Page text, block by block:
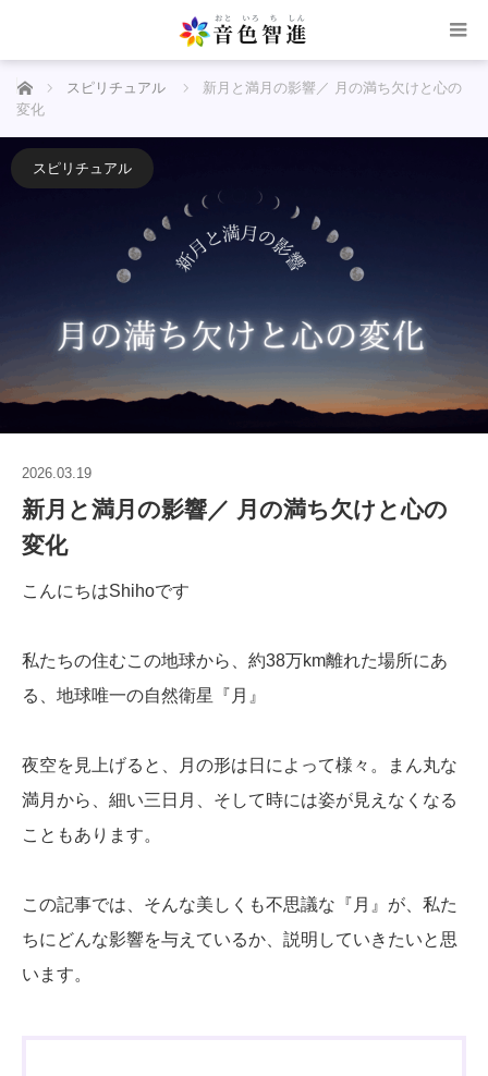
ホーム スピリチュアル
新月と満月の影響／ 月の満ち欠けと心の
変化
スピリチュアル
2026.03.19
新月と満月の影響／ 月の満ち欠けと心の
変化
こんにちはShihoです
私たちの住むこの地球から、約38万km離れた場所にあ
る、地球唯一の自然衛星『月』
夜空を見上げると、月の形は日によって様々。まん丸な
満月から、細い三日月、そして時には姿が見えなくなる
こともあります。
この記事では、そんな美しくも不思議な『月』が、私た
ちにどんな影響を与えているか、説明していきたいと思
います。